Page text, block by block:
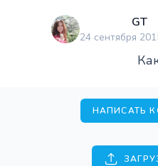
GT
24 сентября
НАПИСАТЬ